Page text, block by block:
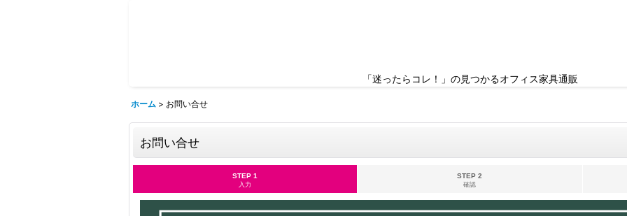
「迷ったらコレ！」の見つかるオフィス家具通販
ホーム > お問い合せ
お問い合せ
STEP 1
入力
STEP 2
確認